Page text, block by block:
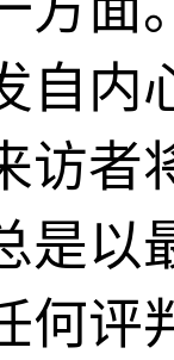
自内
访者
是以
何评